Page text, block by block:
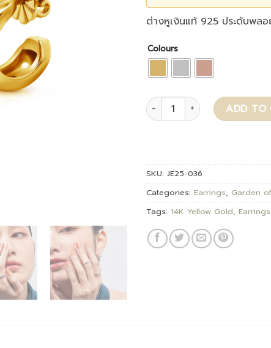
ต่างหูเงินแท้ 925 ประดับพล
Colours
Velyn quantity ADD TO
SKU: JE25-036
Categories: Earrings, Garden
Tags: 14K Yellow Gold, Earrings